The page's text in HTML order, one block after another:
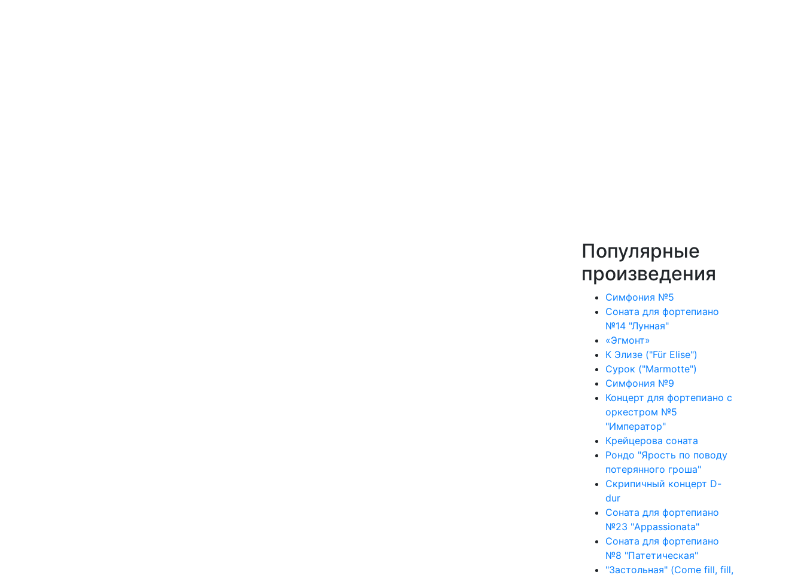
Популярные
произведения
Симфония №5
Соната для фортепиано
№14 "Лунная"
«Эгмонт»
К Элизе ("Für Elise")
Сурок ("Marmotte")
Симфония №9
Концерт для фортепиано с
оркестром №5
"Император"
Крейцерова соната
Рондо "Ярость по поводу
потерянного гроша"
Скрипичный концерт D-
dur
Соната для фортепиано
№23 "Appassionata"
Соната для фортепиано
№8 "Патетическая"
"Застольная" (Come fill, fill,